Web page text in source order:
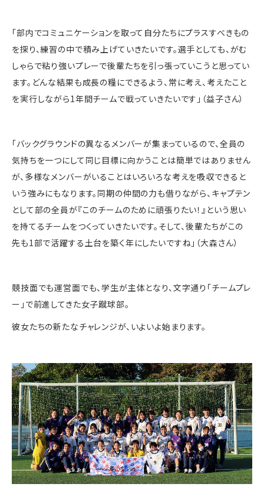
「部内でコミュニケーションを取って自分たちにプラスすべきもの
を探り、練習の中で積み上げていきたいです。選手としても、がむ
しゃらで粘り強いプレーで後輩たちを引っ張っていこうと思ってい
ます。どんな結果も成長の糧にできるよう、常に考え、考えたこと
を実行しながら1年間チームで戦っていきたいです」（益子さん）
「バックグラウンドの異なるメンバーが集まっているので、全員の
気持ちを一つにして同じ目標に向かうことは簡単ではありません
が、多様なメンバーがいることはいろいろな考えを吸収できると
いう強みにもなります。同期の仲間の力も借りながら、キャプテン
として部の全員が『このチームのために頑張りたい！』という思い
を持てるチームをつくっていきたいです。そして、後輩たちがこの
先も1部で活躍する土台を築く年にしたいですね」（大森さん）
競技面でも運営面でも、学生が主体となり、文字通り「チームプレ
ー」で前進してきた女子蹴球部。
彼女たちの新たなチャレンジが、いよいよ始まります。